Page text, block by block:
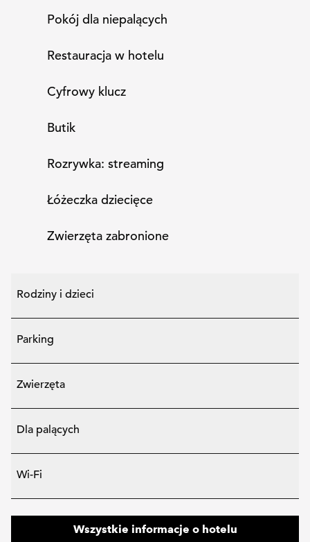
Pokój dla niepalących
Restauracja w hotelu
Cyfrowy klucz
Butik
Rozrywka: streaming
Łóżeczka dziecięce
Zwierzęta zabronione
Rodziny i dzieci
Parking
Zwierzęta
Dla palących
Wi-Fi
Wszystkie informacje o hotelu